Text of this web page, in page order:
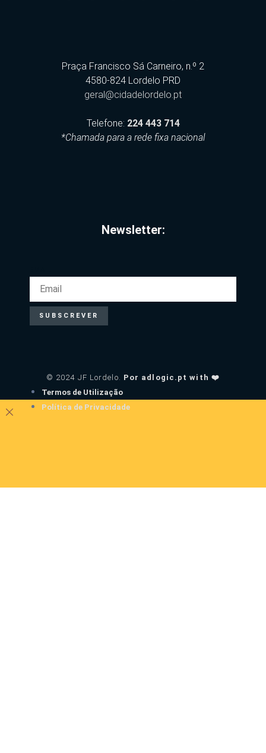
Praça Francisco Sá Carneiro, n.º 2
4580-824 Lordelo PRD
geral@cidadelordelo.pt
Telefone: 224 443 714
*Chamada para a rede fixa nacional
Newsletter:
SUBSCREVER
© 2024 JF Lordelo. Por adlogic.pt with ❤️
Termos de Utilização
Política de Privacidade